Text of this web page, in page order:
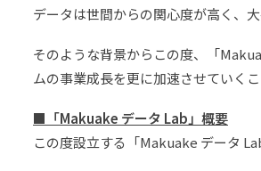
データは世間からの関心度が高く、
そのような背景からこの度、「
ムの事業成長を更に加速させていくこ
■「Makuake データ Lab」概要
この度設立する「Makuake データ